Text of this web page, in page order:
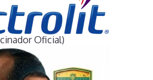
Oficial)